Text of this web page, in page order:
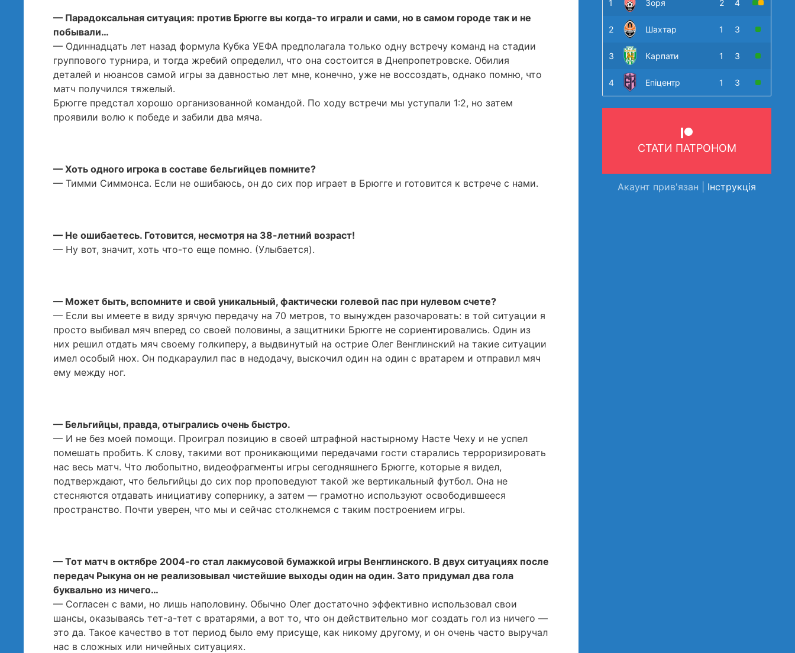
— Парадоксальная ситуация: против Брюгге вы когда-то играли и сами, но в самом городе так и не
побывали…
— Одиннадцать лет назад формула Кубка УЕФА предполагала только одну встречу команд на стадии
группового турнира, и тогда жребий определил, что она состоится в Днепропетровске. Обилия
деталей и нюансов самой игры за давностью лет мне, конечно, уже не воссоздать, однако помню, что
матч получился тяжелый.
Брюгге предстал хорошо организованной командой. По ходу встречи мы уступали 1:2, но затем
проявили волю к победе и забили два мяча.
— Хоть одного игрока в составе бельгийцев помните?
— Тимми Симмонса. Если не ошибаюсь, он до сих пор играет в Брюгге и готовится к встрече с нами.
— Не ошибаетесь. Готовится, несмотря на 38-летний возраст!
— Ну вот, значит, хоть что-то еще помню. (Улыбается).
— Может быть, вспомните и свой уникальный, фактически голевой пас при нулевом счете?
— Если вы имеете в виду зрячую передачу на 70 метров, то вынужден разочаровать: в той ситуации я
просто выбивал мяч вперед со своей половины, а защитники Брюгге не сориентировались. Один из
них решил отдать мяч своему голкиперу, а выдвинутый на острие Олег Венглинский на такие ситуации
имел особый нюх. Он подкараулил пас в недодачу, выскочил один на один с вратарем и отправил мяч
ему между ног.
— Бельгийцы, правда, отыгрались очень быстро.
— И не без моей помощи. Проиграл позицию в своей штрафной настырному Насте Чеху и не успел
помешать пробить. К слову, такими вот проникающими передачами гости старались терроризировать
нас весь матч. Что любопытно, видеофрагменты игры сегодняшнего Брюгге, которые я видел,
подтверждают, что бельгийцы до сих пор проповедуют такой же вертикальный футбол. Она не
стесняются отдавать инициативу сопернику, а затем — грамотно используют освободившееся
пространство. Почти уверен, что мы и сейчас столкнемся с таким построением игры.
— Тот матч в октябре 2004-го стал лакмусовой бумажкой игры Венглинского. В двух ситуациях после
передач Рыкуна он не реализовывал чистейшие выходы один на один. Зато придумал два гола
буквально из ничего…
— Согласен с вами, но лишь наполовину. Обычно Олег достаточно эффективно использовал свои
шансы, оказываясь тет-а-тет с вратарями, а вот то, что он действительно мог создать гол из ничего —
это да. Такое качество в тот период было ему присуще, как никому другому, и он очень часто выручал
нас в сложных или ничейных ситуациях.
1 Зоря 2 4
2 Шахтар 1 3
3 Карпати 1 3
4 Епіцентр 1 3
СТАТИ ПАТРОНОМ
Акаунт прив'язан | Інструкція